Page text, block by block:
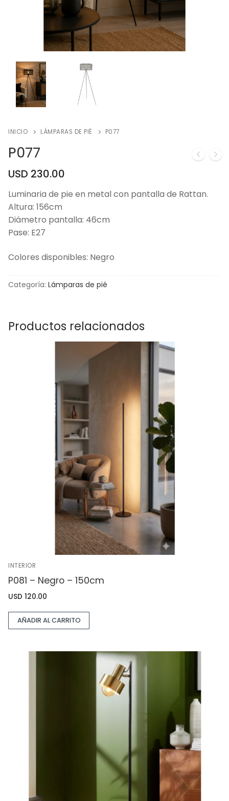
INICIO LÁMPARAS DE PIÉ P077
P077
USD 230.00
Luminaria de pie en metal con pantalla de Rattan.
Altura: 156cm
Diámetro pantalla: 46cm
Pase: E27
Colores disponibles: Negro
Categoría: Lámparas de pié
Productos relacionados
INTERIOR
P081 – Negro – 150cm
USD 120.00
AÑADIR AL CARRITO